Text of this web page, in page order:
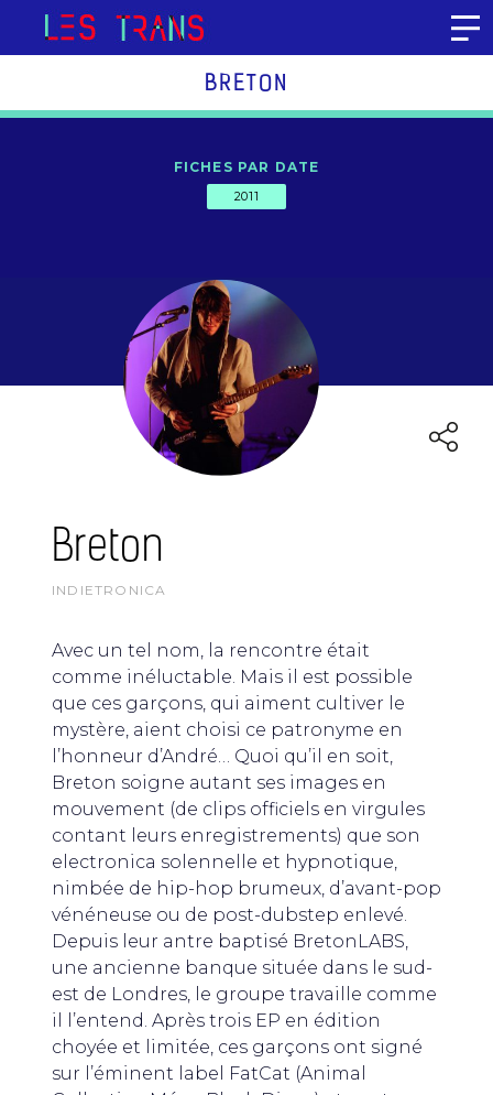
Aller au contenu
BRETON
FICHES PAR DATE
2011
Breton
INDIETRONICA
Avec un tel nom, la rencontre était
comme inéluctable. Mais il est possible
que ces garçons, qui aiment cultiver le
mystère, aient choisi ce patronyme en
l’honneur d’André… Quoi qu’il en soit,
Breton soigne autant ses images en
mouvement (de clips officiels en virgules
contant leurs enregistrements) que son
electronica solennelle et hypnotique,
nimbée de hip-hop brumeux, d’avant-pop
vénéneuse ou de post-dubstep enlevé.
Depuis leur antre baptisé BretonLABS,
une ancienne banque située dans le sud-
est de Londres, le groupe travaille comme
il l’entend. Après trois EP en édition
choyée et limitée, ces garçons ont signé
sur l’éminent label FatCat (Animal